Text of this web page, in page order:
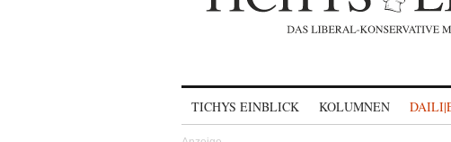
TICHYS EINBLICK KOLUMNEN